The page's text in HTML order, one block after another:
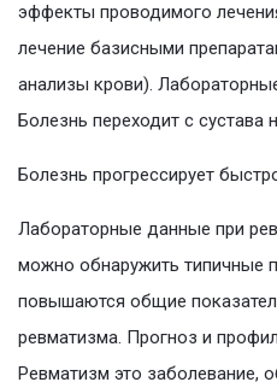
эффекты проводимого
лечение базисными
анализы крови).
Болезнь переходит с сустава
Болезнь прогрессирует
Лабораторные данные при
можно обнаружить типичные
повышаются общие
ревматизма. Прогноз и
Ревматизм это заболевание,